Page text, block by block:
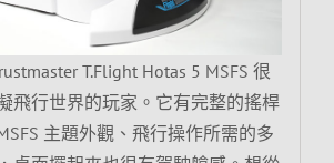
T.Flight Hotas 5 MSFS 很
飛行世界的玩家。它有完整的搖桿
主題外觀、飛行操作所需的多